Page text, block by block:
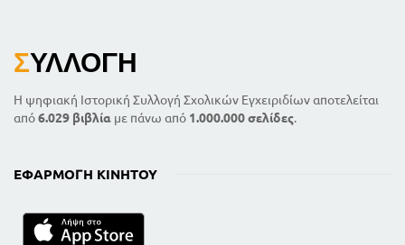
ΣΥΛΛΟΓΉ
Η ψηφιακή Ιστορική Συλλογή Σχολικών Εγχειριδίων αποτελείται
από6.029 βιβλία με πάνω από 1.000.000 σελίδες.
ΕΦΑΡΜΟΓΉ ΚΙΝΗΤΟΎ